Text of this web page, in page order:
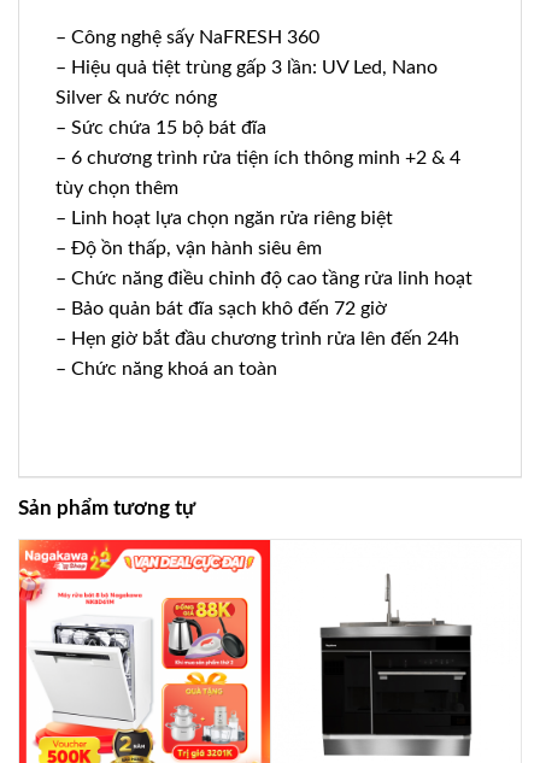
– Công nghệ sấy NaFRESH 360
– Hiệu quả tiệt trùng gấp 3 lần: UV Led, Nano
Silver & nước nóng
– Sức chứa 15 bộ bát đĩa
– 6 chương trình rửa tiện ích thông minh +2 & 4
tùy chọn thêm
– Linh hoạt lựa chọn ngăn rửa riêng biệt
– Độ ồn thấp, vận hành siêu êm
– Chức năng điều chỉnh độ cao tầng rửa linh hoạt
– Bảo quản bát đĩa sạch khô đến 72 giờ
– Hẹn giờ bắt đầu chương trình rửa lên đến 24h
– Chức năng khoá an toàn
Sản phẩm tương tự